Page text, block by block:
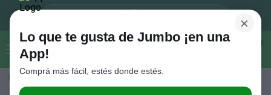
Buscar...
Seleccioná el método de entrega
×
Lo que te gusta de Jumbo ¡en una
App!
Comprá más fácil, estés donde estés.
Términos más buscados